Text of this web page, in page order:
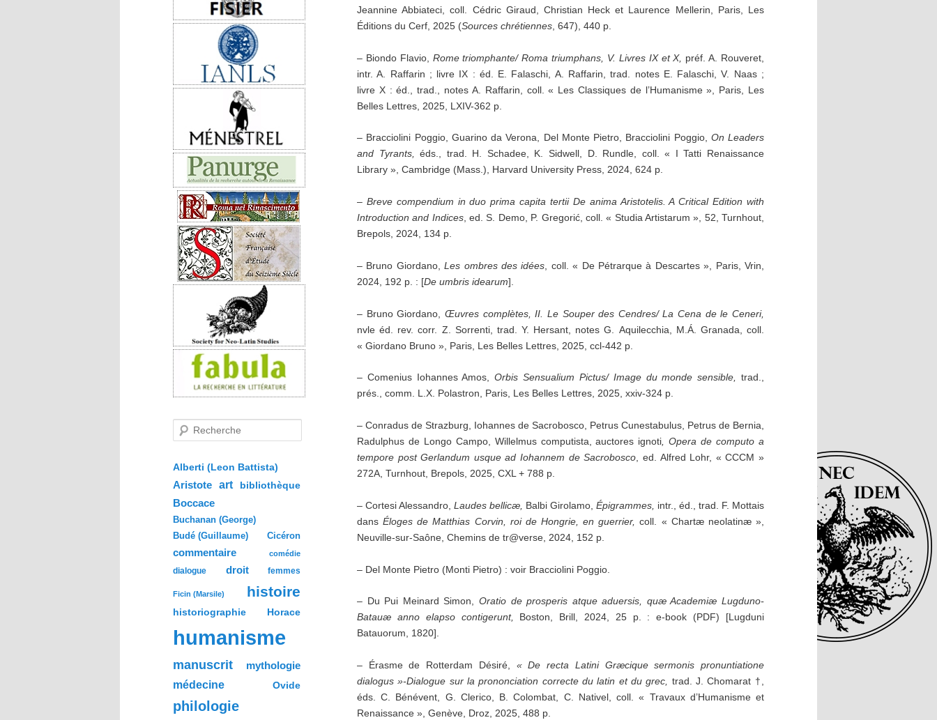
Jeannine Abbiateci, coll. Cédric Giraud, Christian Heck et Laurence Mellerin, Paris, Les
Éditions du Cerf, 2025 (Sources chrétiennes , 647), 440 p.
– Biondo Flavio, Rome triomphante/ Roma triumphans, V. Livres IX et X, préf. A. Rouveret,
intr. A. Raffarin ; livre IX : éd. E. Falaschi, A. Raffarin, trad. notes E. Falaschi, V. Naas ;
livre X : éd., trad., notes A. Raffarin, coll. « Les Classiques de l’Humanisme », Paris, Les
Belles Lettres, 2025, LXIV-362 p.
– Bracciolini Poggio, Guarino da Verona, Del Monte Pietro, Bracciolini Poggio, On Leaders
and Tyrants, éds., trad. H. Schadee, K. Sidwell, D. Rundle, coll. « I Tatti Renaissance
Library », Cambridge (Mass.), Harvard University Press, 2024, 624 p.
– Breve compendium in duo prima capita tertii De anima Aristotelis.A Critical Edition with
Introduction and Indices, ed. S. Demo, P. Gregorić, coll. « Studia Artistarum », 52, Turnhout,
Brepols, 2024, 134 p.
– Bruno Giordano,Les ombres des idées , coll. « De Pétrarque à Descartes », Paris, Vrin,
2024, 192 p. : [De umbris idearum].
– Bruno Giordano, Œuvres complètes, II. Le Souper des Cendres/ La Cena de le Ceneri,
nvle éd. rev. corr. Z. Sorrenti, trad. Y. Hersant, notes G. Aquilecchia, M.Á. Granada, coll.
« Giordano Bruno », Paris, Les Belles Lettres, 2025, ccl-442 p.
– Comenius Iohannes Amos,Orbis Sensualium Pictus/ Image du monde sensible, trad.,
prés., comm. L.X. Polastron, Paris, Les Belles Lettres, 2025, xxiv-324 p.
– Conradus de Strazburg, Iohannes de Sacrobosco, Petrus Cunestabulus, Petrus de Bernia,
Radulphus de Longo Campo, Willelmus computista, auctores ignoti , Opera de computo a
tempore post Gerlandum usque ad Iohannem de Sacrobosco , ed. Alfred Lohr, « CCCM »
272A, Turnhout, Brepols, 2025, CXL + 788 p.
– Cortesi Alessandro, Laudes bellicæ, Balbi Girolamo, Épigrammes, intr., éd., trad. F. Mottais
dansÉloges de Matthias Corvin, roi de Hongrie, en guerrier, coll. « Chartæ neolatinæ »,
Neuville-sur-Saône, Chemins de tr@verse, 2024, 152 p.
– Del Monte Pietro (Monti Pietro) : voir Bracciolini Poggio.
– Du Pui Meinard Simon, Oratio de prosperis atque aduersis, quæ Academiæ Lugduno-
Batauæ anno elapso contigerunt, Boston, Brill, 2024, 25 p. : e-book (PDF) [Lugduni
Batauorum, 1820].
– Érasme de Rotterdam Désiré, « De recta Latini Græcique sermonis pronuntiatione
dialogus »-Dialogue sur la prononciation correcte du latin et du grec,
trad. J. Chomarat †,
éds. C. Bénévent, G. Clerico, B. Colombat, C. Nativel, coll. « Travaux d’Humanisme et
Renaissance », Genève, Droz, 2025, 488 p.
c
e
c
e
Alberti (Leon Battista)
Aristote art bibliothèque
Boccace
Buchanan (George)
Budé (Guillaume) Cicéron
commentaire comédie
dialogue droit femmes
Ficin (Marsile) histoire
historiographie Horace
humanisme
manuscrit
mythologie
médecine
Ovide
philologie